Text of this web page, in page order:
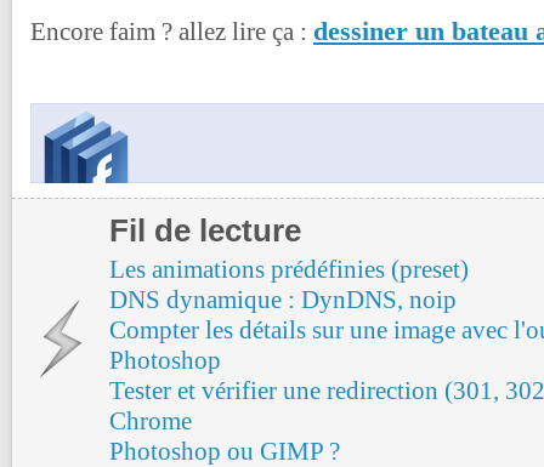
Encore faim ? allez lire ça : dessiner un bateau
Fil de lecture
Les animations prédéfinies (preset)
DNS dynamique : DynDNS, noip
Compter les détails sur une image avec
Photoshop
Tester et vérifier une redirection (301,
Chrome
Photoshop ou GIMP ?